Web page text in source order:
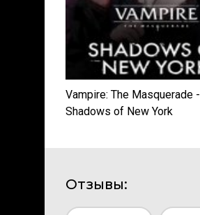
Vampire: The Masquerade -
Shadows of New York
Отзывы: